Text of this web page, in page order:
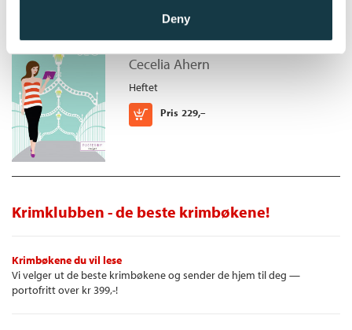
Deny
Kunsten å forelske seg
Cecelia Ahern
Heftet
Pris 229,–
Kjøp
Krimklubben - de beste krimbøkene!
Krimbøkene du vil lese
Vi velger ut de beste krimbøkene og sender de hjem til deg —
portofritt over kr 399,-!